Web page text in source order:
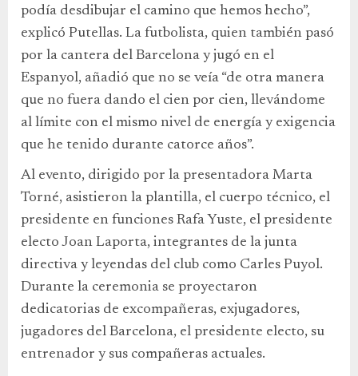
podía desdibujar el camino que hemos hecho”,
explicó Putellas. La futbolista, quien también pasó
por la cantera del Barcelona y jugó en el
Espanyol, añadió que no se veía “de otra manera
que no fuera dando el cien por cien, llevándome
al límite con el mismo nivel de energía y exigencia
que he tenido durante catorce años”.
Al evento, dirigido por la presentadora Marta
Torné, asistieron la plantilla, el cuerpo técnico, el
presidente en funciones Rafa Yuste, el presidente
electo Joan Laporta, integrantes de la junta
directiva y leyendas del club como Carles Puyol.
Durante la ceremonia se proyectaron
dedicatorias de excompañeras, exjugadores,
jugadores del Barcelona, el presidente electo, su
entrenador y sus compañeras actuales.